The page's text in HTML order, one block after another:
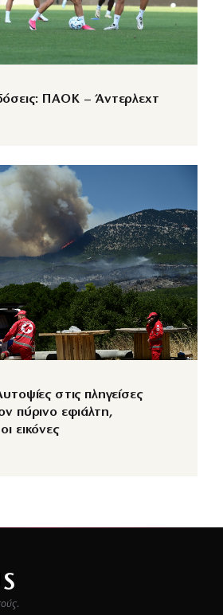
ΠΑΟΚ – Άντερλεχτ
στις πληγείσες
πύρινο εφιάλτη,
εικόνες